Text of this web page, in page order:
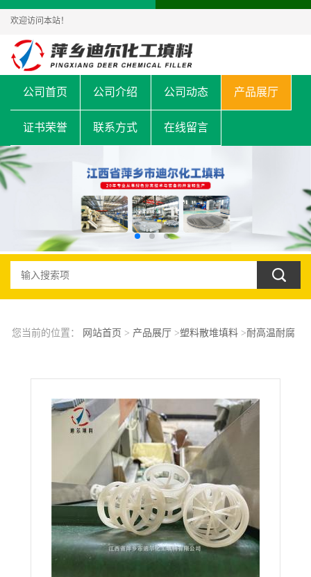
欢迎访问本站！
公司首页 公司介绍 公司动态 产品展厅
证书荣誉 联系方式 在线留言
您当前的位置： 网站首页 > 产品展厅>塑料散堆填料>耐高温耐腐